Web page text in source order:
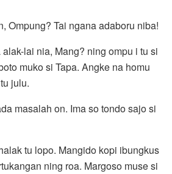
Ompung? Tai ngana adaboru niba!
lai nia, Mang? ning ompu i tu si
muko si Tapa. Angke na homu
julu.
masalah on. Ima so tondo sajo si
tu lopo. Mangido kopi ibungkus
ning roa. Margoso muse si